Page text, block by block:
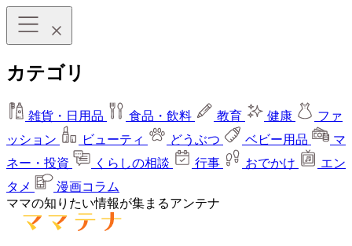
カテゴリ
雑貨・日用品 食品・飲料 教育 健康
ファ
ッション
ビューティ どうぶつ ベビー用品
マ
ネー・投資
くらしの相談 行事 おでかけ
エン
タメ
漫画コラム
ママの知りたい情報が集まるアンテナ